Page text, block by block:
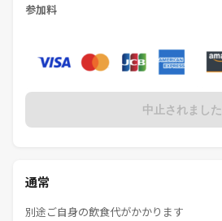
参加料
中止されました
通常
別途ご自身の飲食代がかかります